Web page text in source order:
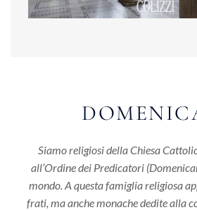
Siamo religiosi della Chiesa
all’Ordine dei Predicatori
mondo. A questa famiglia religiosa
frati, ma anche monache dedite alla